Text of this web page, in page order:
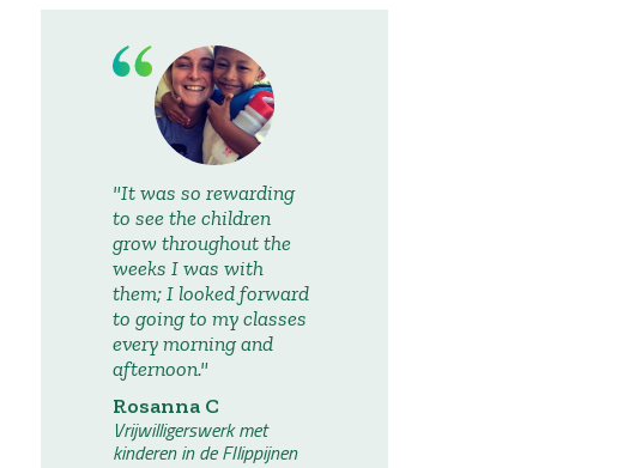
It was so rewarding
to see the children
grow throughout the
weeks I was with
them; I looked forward
to going to my classes
every morning and
afternoon.
Rosanna C
Vrijwilligerswerk met
kinderen in de FIlippijnen